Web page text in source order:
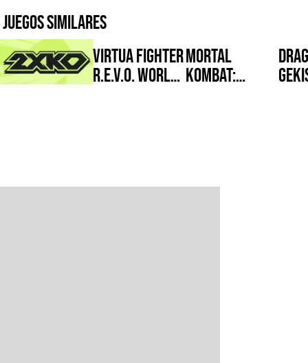
Juegos similares
Virtua Fighter
R.E.V.O. World
Mortal
Kombat: